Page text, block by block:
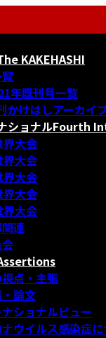
KAKEHASHI
年既刊号一覧
かけはしアーカイ
ショナルFourth
大会
大会
大会
大会
大会
連
点・主張
論文
ショナルビュー
ウイルス感染症